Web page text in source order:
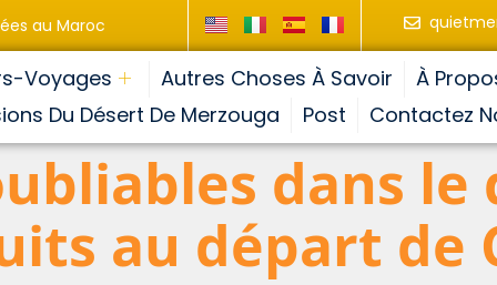
au Maroc
Voyages Autres Choses À Savoir
À
Du Désert De Merzouga
Post Contactez
dans le
au départ de